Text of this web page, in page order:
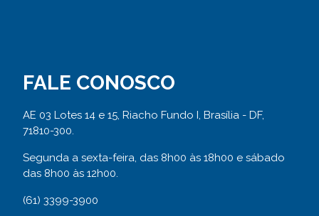
FALE CONOSCO
AE 03 Lotes 14 e 15, Riacho Fundo I, Brasília - DF,
71810-300.
Segunda a sexta-feira, das 8h00 às 18h00 e sábado
das 8h00 às 12h00.
(61) 3399-3900